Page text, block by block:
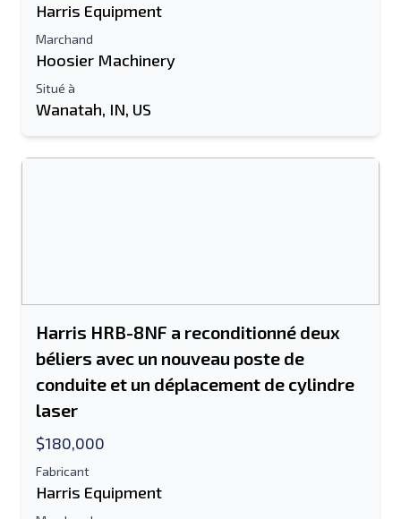
Harris Equipment
Marchand
Hoosier Machinery
Situé à
Wanatah, IN, US
Harris HRB-8NF a reconditionné deux
béliers avec un nouveau poste de
conduite et un déplacement de cylindre
laser
$180,000
Fabricant
Harris Equipment